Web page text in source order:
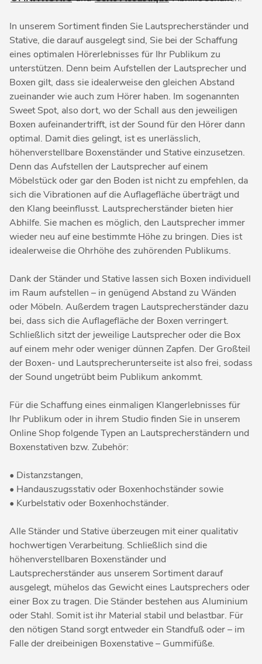
In unserem Sortiment finden Sie Lautsprecherständer und
Stative, die darauf ausgelegt sind, Sie bei der Schaffung
eines optimalen Hörerlebnisses für Ihr Publikum zu
unterstützen. Denn beim Aufstellen der Lautsprecher und
Boxen gilt, dass sie idealerweise den gleichen Abstand
zueinander wie auch zum Hörer haben. Im sogenannten
Sweet Spot, also dort, wo der Schall aus den jeweiligen
Boxen aufeinandertrifft, ist der Sound für den Hörer dann
optimal. Damit dies gelingt, ist es unerlässlich,
höhenverstellbare Boxenständer und Stative einzusetzen.
Denn das Aufstellen der Lautsprecher auf einem
Möbelstück oder gar den Boden ist nicht zu empfehlen, da
sich die Vibrationen auf die Auflagefläche überträgt und
den Klang beeinflusst. Lautsprecherständer bieten hier
Abhilfe. Sie machen es möglich, den Lautsprecher immer
wieder neu auf eine bestimmte Höhe zu bringen. Dies ist
idealerweise die Ohrhöhe des zuhörenden Publikums.
Dank der Ständer und Stative lassen sich Boxen individuell
im Raum aufstellen – in genügend Abstand zu Wänden
oder Möbeln. Außerdem tragen Lautsprecherständer dazu
bei, dass sich die Auflagefläche der Boxen verringert.
Schließlich sitzt der jeweilige Lautsprecher oder die Box
auf einem mehr oder weniger dünnen Zapfen. Der Großteil
der Boxen- und Lautsprecherunterseite ist also frei, sodass
der Sound ungetrübt beim Publikum ankommt.
Für die Schaffung eines einmaligen Klangerlebnisses für
Ihr Publikum oder in ihrem Studio finden Sie in unserem
Online Shop folgende Typen an Lautsprecherständern und
Boxenstativen bzw. Zubehör:
• Distanzstangen,
• Handauszugsstativ oder Boxenhochständer sowie
• Kurbelstativ oder Boxenhochständer.
Alle Ständer und Stative überzeugen mit einer qualitativ
hochwertigen Verarbeitung. Schließlich sind die
höhenverstellbaren Boxenständer und
Lautsprecherständer aus unserem Sortiment darauf
ausgelegt, mühelos das Gewicht eines Lautsprechers oder
einer Box zu tragen. Die Ständer bestehen aus Aluminium
oder Stahl. Somit ist ihr Material stabil und belastbar. Für
den nötigen Stand sorgt entweder ein Standfuß oder – im
Falle der dreibeinigen Boxenstative – Gummifüße.